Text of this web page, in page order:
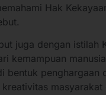
Hak
juga dengan istilah
kemampuan
bentuk penghargaan
masyarakat